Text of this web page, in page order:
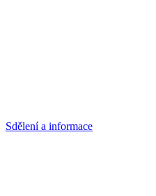
Sdělení a informace